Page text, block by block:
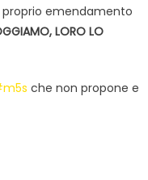
proprio emendamento
LORO LO
che non propone e